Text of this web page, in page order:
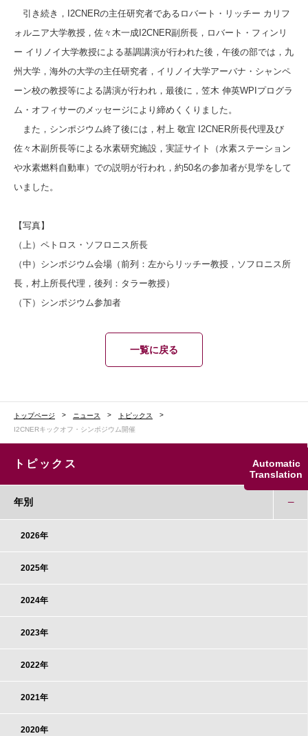
Automatic
Translation
引き続き，I2CNERの主任研究者であるロバート・リッチー カリフ
ォルニア大学教授，佐々木一成I2CNER副所長，ロバート・フィンリ
ー イリノイ大学教授による基調講演が行われた後，午後の部では，九
州大学，海外の大学の主任研究者，イリノイ大学アーバナ・シャンペ
ーン校の教授等による講演が行われ，最後に，笠木 伸英WPIプログラ
ム・オフィサーのメッセージにより締めくくりました。
また，シンポジウム終了後には，村上 敬宜 I2CNER所長代理及び
佐々木副所長等による水素研究施設，実証サイト（水素ステーション
や水素燃料自動車）での説明が行われ，約50名の参加者が見学をして
いました。
【写真】
（上）ペトロス・ソフロニス所長
（中）シンポジウム会場（前列：左からリッチー教授，ソフロニス所
長，村上所長代理，後列：タラー教授）
（下）シンポジウム参加者
一覧に戻る
トップページ ニュース
トピックス
I2CNERキックオフ・シンポジウム開催
トピックス
年別
2026年
2025年
2024年
2023年
2022年
2021年
2020年